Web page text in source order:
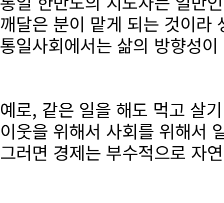
깨달은 분이 맡게 되는 것이라
통일사회에서는 삶의 방향성
예로, 같은 일을 해도 먹고 살
이웃을 위해서 사회를 위해서
그러면 경제는 부수적으로 자